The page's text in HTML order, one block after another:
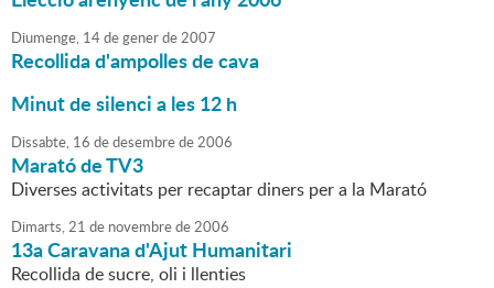
Diumenge, 14degenerde2007
Recollida d'ampolles de cava
Minut de silenci a les 12 h
Dissabte, 16 dedesembrede2006
Marató de TV3
Diverses activitats per recaptar diners per a la Marató
Dimarts,21 de novembrede2006
13a Caravana d'Ajut Humanitari
Recollida de sucre, oli i llenties